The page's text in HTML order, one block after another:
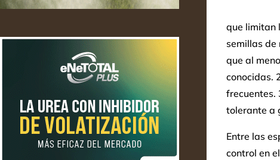
que limitan
semillas
que al
conocidas.
frecuentes.
tolerante a
Entre las
control en